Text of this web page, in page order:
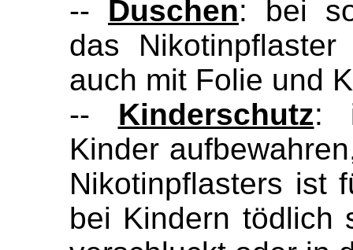
-- Duschen: bei
das
auch mit Folie und
-- Kinderschutz:
Kinder
Nikotinpflasters ist
bei Kindern tödlich